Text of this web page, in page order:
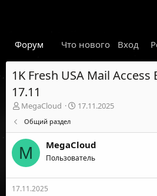
Форум Что нового Гарант
Вход
1K Fresh USA Mail Access
17.11
А
о
р
т
е
м
ы
MegaCloud
Д
н
а
а
17.11.2025
Общий раздел
M MegaCloud
Пользователь
17.11.2025